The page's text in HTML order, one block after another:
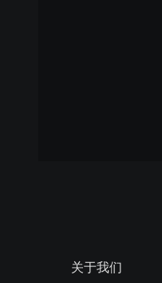
关于我们